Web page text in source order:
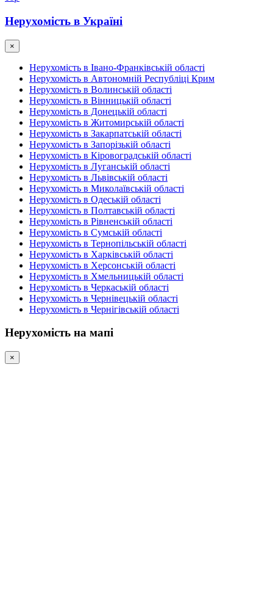
Нерухомість в Україні
×
Нерухомість в Івано-Франківській області
Нерухомість в Автономній Республіці Крим
Нерухомість в Волинській області
Нерухомість в Вінницькій області
Нерухомість в Донецькій області
Нерухомість в Житомирській області
Нерухомість в Закарпатській області
Нерухомість в Запорізькій області
Нерухомість в Кіровоградській області
Нерухомість в Луганській області
Нерухомість в Львівській області
Нерухомість в Миколаївській області
Нерухомість в Одеській області
Нерухомість в Полтавській області
Нерухомість в Рівненській області
Нерухомість в Сумській області
Нерухомість в Тернопільській області
Нерухомість в Харківській області
Нерухомість в Херсонській області
Нерухомість в Хмельницькій області
Нерухомість в Черкаській області
Нерухомість в Чернівецькій області
Нерухомість в Чернігівській області
Нерухомість на мапі
×